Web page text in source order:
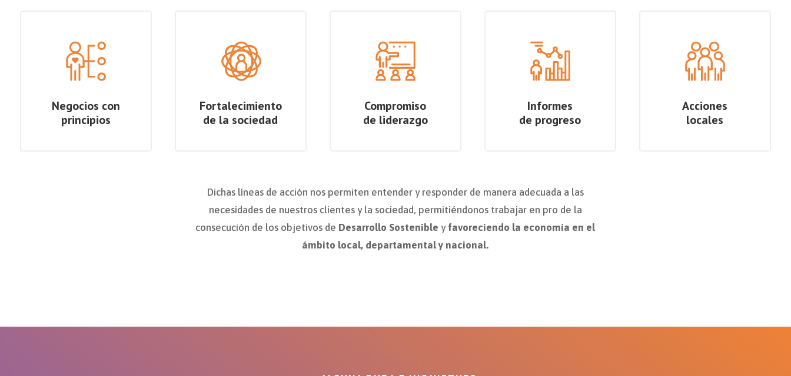
Negocios con
principios
Fortalecimiento
de la sociedad
Compromiso
de liderazgo
Informes
de progreso
Acciones
locales
Dichas líneas de acción nos permiten entender y responder de manera adecuada a las
necesidades de nuestros clientes y la sociedad, permitiéndonos trabajar en pro de la
consecución de los objetivos de Desarrollo Sostenible y favoreciendo la economía en el
ámbito local, departamental y nacional.